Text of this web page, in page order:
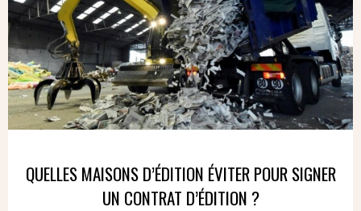
QUELLES MAISONS D’ÉDITION ÉVITER POUR SIGNER
UN CONTRAT D’ÉDITION ?